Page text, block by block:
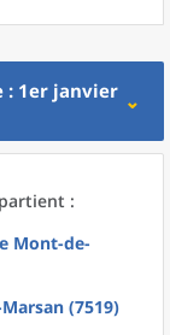
: 1er janvier
:
Mont-de-
(7519)